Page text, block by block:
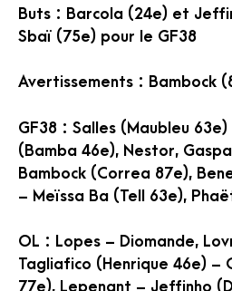
Buts : Barcola (24e) et
Sbaï (75e) pour le GF38
Avertissements : Bambock
GF38 : Salles (Maubleu
(Bamba 46e), Nestor,
Bambock (Correa 87e),
– Meïssa Ba (Tell 63e),
OL : Lopes – Diomande,
Tagliafico (Henrique 46e) –
77e), Lepenant – Jeffinho